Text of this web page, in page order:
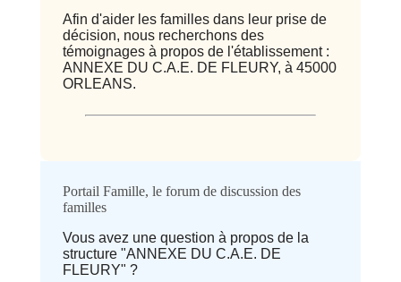
Afin d'aider les familles dans leur prise de
décision, nous recherchons des
témoignages à propos de l'établissement :
ANNEXE DU C.A.E. DE FLEURY, à 45000
ORLEANS.
Avis
⭐ Qualité
Portail Famille, le forum de discussion des
familles
Vous avez une question à propos de la
structure "ANNEXE DU C.A.E. DE
FLEURY" ?